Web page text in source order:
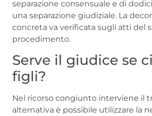
separazione consensuale e di
una separazione giudiziale. La
concreta va verificata sugli atti del
procedimento.
Serve il giudice se
figli?
Nel ricorso congiunto interviene il
alternativa è possibile utilizzare la